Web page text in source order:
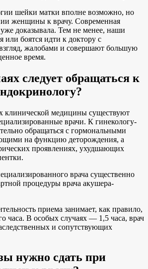
шейки матки вполне возможно, но
женщины к врачу. Современная
доказывала. Тем не менее, наши
боятся идти к доктору с
жалобами и совершают большую
время.
следует обращаться к
клинической медицины существуют
врачи. К гинекологу-
обращаться с гормональными
на функцию деторождения, а
проявлениях, ухудшающих
врача существенно
процедуры врача акушера-
приема занимает, как правило,
часа. В особых случаях — 1,5 часа, врач
и сопутствующих
нужно сдать при